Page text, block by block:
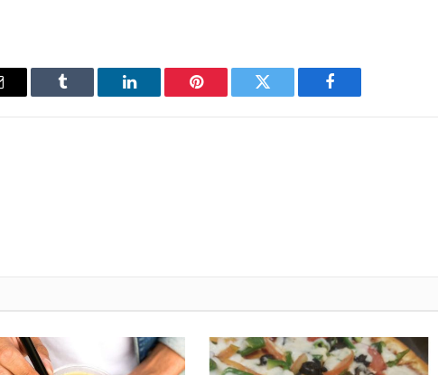
فيسبوك تويتر بينتيريستلينكدإن Tumblr